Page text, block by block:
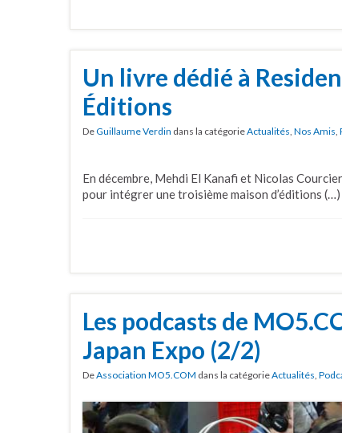
Un livre dédié à
Éditions
DeGuillaume Verdin dans la catégorieActualités Nos Amis
En décembre, Mehdi El Kanafi et Nicolas
pour intégrer une troisième maison d’éditions (…)
Les podcasts de
Japan Expo (2/2)
DeAssociation MO5.COM dans la catégorieActualités,